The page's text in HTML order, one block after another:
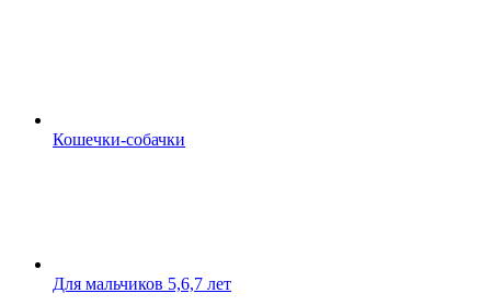
Кошечки-собачки
Для мальчиков 5,6,7 лет